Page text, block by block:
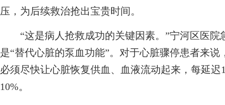
压，为后续救治抢出宝贵时间。
“这是病人抢救成功的关键因素。”宁河区医院
是“替代心脏的泵血功能”。对于心脏骤停患者来
必须尽快让心脏恢复供血、血液流动起来，每延
10%。